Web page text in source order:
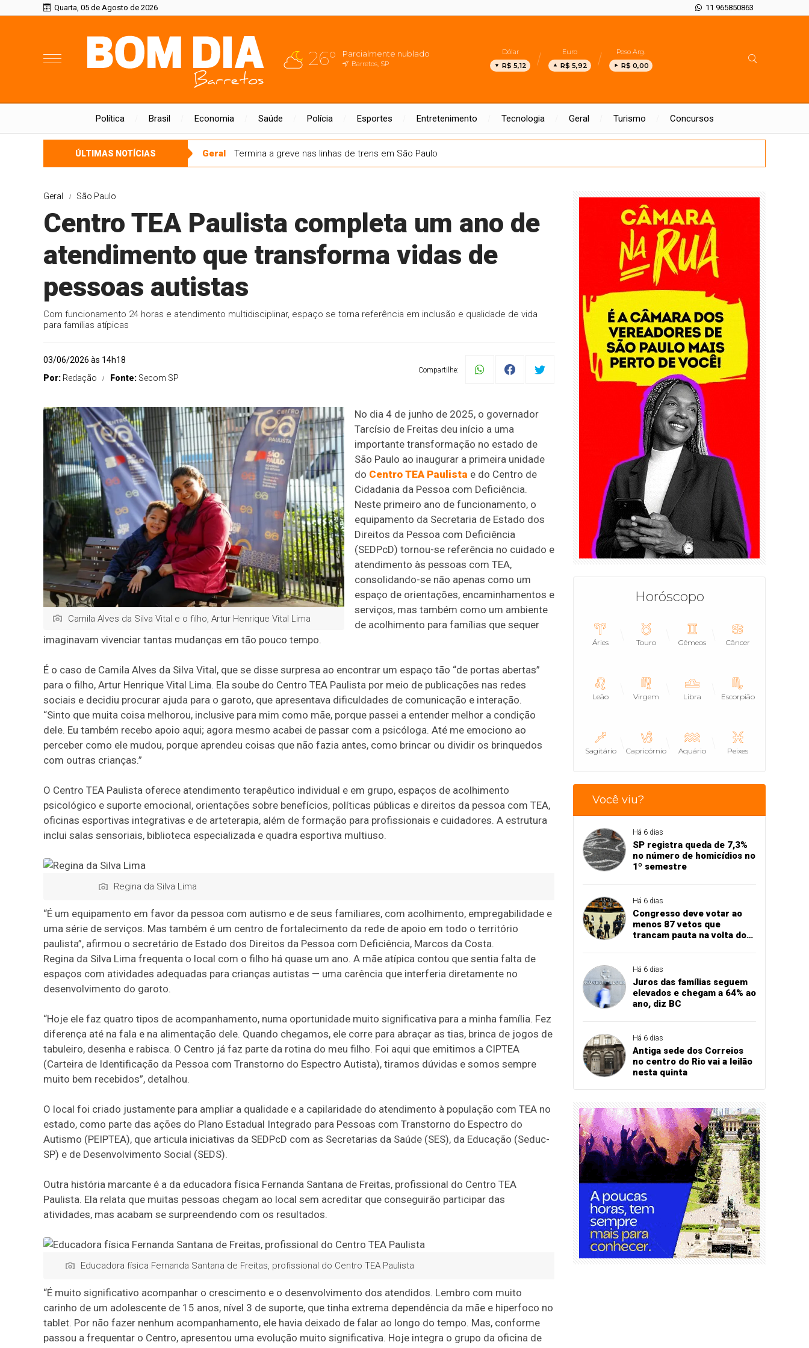
Quarta, 05 de Agosto de 2026 11 965850863
26° Parcialmente nublado
Barretos, SP
Dólar
R$ 5,12
Euro
R$ 5,92
Peso Arg.
R$ 0,00
Política Brasil Economia Saúde Polícia Esportes Entretenimento Tecnologia Geral Turismo Concursos
ÚLTIMAS NOTÍCIAS Geral Termina a greve nas linhas de trens em São Paulo
Geral São Paulo
Centro TEA Paulista completa um ano de
atendimento que transforma vidas de
pessoas autistas
Com funcionamento 24 horas e atendimento multidisciplinar, espaço se torna referência em inclusão e qualidade de vida
para famílias atípicas
03/06/2026 às 14h18
Por: Redação Fonte: Secom SP
Compartilhe:
Camila Alves da Silva Vital e o filho, Artur Henrique Vital Lima
No dia 4 de junho de 2025, o governador
Tarcísio de Freitas deu início a uma
importante transformação no estado de
São Paulo ao inaugurar a primeira unidade
do Centro TEA Paulista e do Centro de
Cidadania da Pessoa com Deficiência.
Neste primeiro ano de funcionamento, o
equipamento da Secretaria de Estado dos
Direitos da Pessoa com Deficiência
(SEDPcD) tornou-se referência no cuidado e
atendimento às pessoas com TEA,
consolidando-se não apenas como um
espaço de orientações, encaminhamentos e
serviços, mas também como um ambiente
de acolhimento para famílias que sequer
imaginavam vivenciar tantas mudanças em tão pouco tempo.
É o caso de Camila Alves da Silva Vital, que se disse surpresa ao encontrar um espaço tão “de portas abertas”
para o filho, Artur Henrique Vital Lima. Ela soube do Centro TEA Paulista por meio de publicações nas redes
sociais e decidiu procurar ajuda para o garoto, que apresentava dificuldades de comunicação e interação.
“Sinto que muita coisa melhorou, inclusive para mim como mãe, porque passei a entender melhor a condição
dele. Eu também recebo apoio aqui; agora mesmo acabei de passar com a psicóloga. Até me emociono ao
perceber como ele mudou, porque aprendeu coisas que não fazia antes, como brincar ou dividir os brinquedos
com outras crianças.”
O Centro TEA Paulista oferece atendimento terapêutico individual e em grupo, espaços de acolhimento
psicológico e suporte emocional, orientações sobre benefícios, políticas públicas e direitos da pessoa com TEA,
oficinas esportivas integrativas e de arteterapia, além de formação para profissionais e cuidadores. A estrutura
inclui salas sensoriais, biblioteca especializada e quadra esportiva multiuso.
Regina da Silva Lima
“É um equipamento em favor da pessoa com autismo e de seus familiares, com acolhimento, empregabilidade e
uma série de serviços. Mas também é um centro de fortalecimento da rede de apoio em todo o território
paulista”, afirmou o secretário de Estado dos Direitos da Pessoa com Deficiência, Marcos da Costa.
Regina da Silva Lima frequenta o local com o filho há quase um ano. A mãe atípica contou que sentia falta de
espaços com atividades adequadas para crianças autistas — uma carência que interferia diretamente no
desenvolvimento do garoto.
“Hoje ele faz quatro tipos de acompanhamento, numa oportunidade muito significativa para a minha família. Fez
diferença até na fala e na alimentação dele. Quando chegamos, ele corre para abraçar as tias, brinca de jogos de
tabuleiro, desenha e rabisca. O Centro já faz parte da rotina do meu filho. Foi aqui que emitimos a CIPTEA
(Carteira de Identificação da Pessoa com Transtorno do Espectro Autista), tiramos dúvidas e somos sempre
muito bem recebidos”, detalhou.
O local foi criado justamente para ampliar a qualidade e a capilaridade do atendimento à população com TEA no
estado, como parte das ações do Plano Estadual Integrado para Pessoas com Transtorno do Espectro do
Autismo (PEIPTEA), que articula iniciativas da SEDPcD com as Secretarias da Saúde (SES), da Educação (Seduc-
SP) e de Desenvolvimento Social (SEDS).
Outra história marcante é a da educadora física Fernanda Santana de Freitas, profissional do Centro TEA
Paulista. Ela relata que muitas pessoas chegam ao local sem acreditar que conseguirão participar das
atividades, mas acabam se surpreendendo com os resultados.
Educadora física Fernanda Santana de Freitas, profissional do Centro TEA Paulista
“É muito significativo acompanhar o crescimento e o desenvolvimento dos atendidos. Lembro com muito
carinho de um adolescente de 15 anos, nível 3 de suporte, que tinha extrema dependência da mãe e hiperfoco no
tablet. Por não fazer nenhum acompanhamento, ele havia deixado de falar ao longo do tempo. Mas, conforme
passou a frequentar o Centro, apresentou uma evolução muito significativa. Hoje integra o grupo da oficina de
Horóscopo
Áries Touro Gêmeos Câncer
Leão Virgem Libra Escorpião
Sagitário Capricórnio Aquário Peixes
Você viu?
Há 6 dias
SP registra queda de 7,3%
no número de homicídios no
1º semestre
Há 6 dias
Congresso deve votar ao
menos 87 vetos que
trancam pauta na volta do
Há 6 dias
Juros das famílias seguem
elevados e chegam a 64% ao
ano, diz BC
Há 6 dias
Antiga sede dos Correios
no centro do Rio vai a leilão
nesta quinta